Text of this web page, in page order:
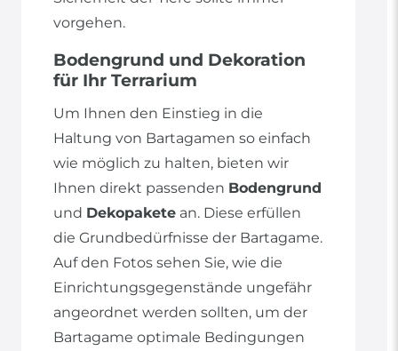
vorgehen.
Bodengrund und Dekoration
für Ihr Terrarium
Um Ihnen den Einstieg in die
Haltung von Bartagamen so einfach
wie möglich zu halten, bieten wir
Ihnen direkt passenden Bodengrund
und Dekopakete an. Diese erfüllen
die Grundbedürfnisse der Bartagame.
Auf den Fotos sehen Sie, wie die
Einrichtungsgegenstände ungefähr
angeordnet werden sollten, um der
Bartagame optimale Bedingungen